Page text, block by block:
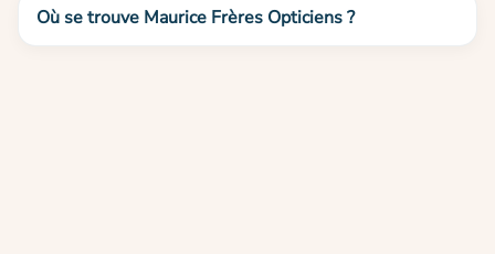
Où se trouve Maurice Frères Opticiens ?